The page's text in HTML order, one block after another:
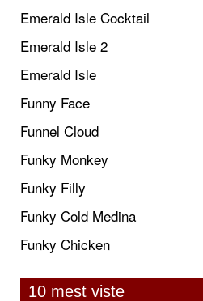
Emerald Isle Cocktail
Emerald Isle 2
Emerald Isle
Funny Face
Funnel Cloud
Funky Monkey
Funky Filly
Funky Cold Medina
Funky Chicken
10 mest viste